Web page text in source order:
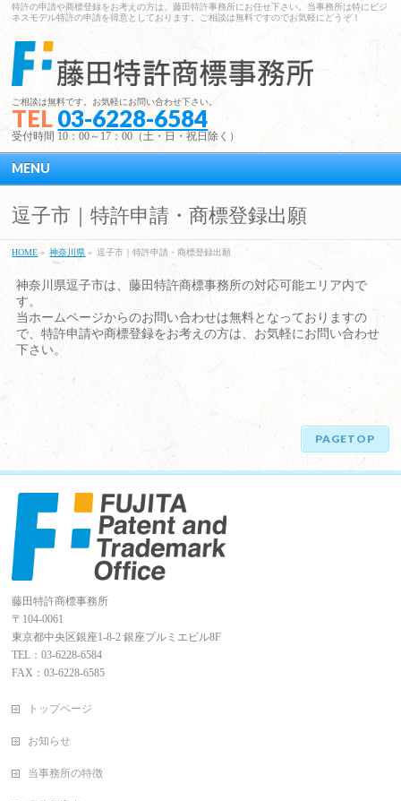
特許の申請や商標登録をお考えの方は、藤田特許事務所にお任せ下さい。当事務所は特にビジ
ネスモデル特許の申請を得意としております。ご相談は無料ですのでお気軽にどうぞ！
ご相談は無料です。お気軽にお問い合わせ下さい。
TEL03-6228-6584
受付時間 10：00～17：00（土・日・祝日除く）
MENU
逗子市｜特許申請・商標登録出願
HOME » 神奈川県 » 逗子市｜特許申請・商標登録出願
神奈川県逗子市は、藤田特許商標事務所の対応可能エリア内で
す。
当ホームページからのお問い合わせは無料となっておりますの
で、特許申請や商標登録をお考えの方は、お気軽にお問い合わせ
下さい。
PAGETOP
藤田特許商標事務所
〒104-0061
東京都中央区銀座1-8-2 銀座プルミエビル8F
TEL：03-6228-6584
FAX：03-6228-6585
トップページ
お知らせ
当事務所の特徴